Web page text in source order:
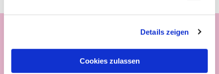
Details zeigen
Cookies zulassen